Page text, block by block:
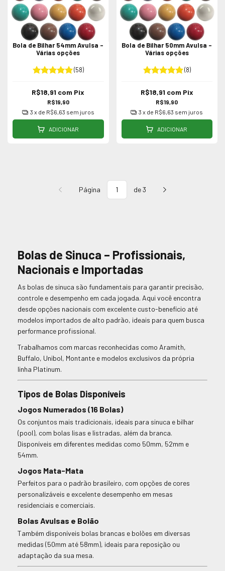
Bola de Bilhar 54mm Avulsa -
Várias opções
(58)
R$19,90
R$18,91 com Pix
3 x de R$6,63 sem juros
ADICIONAR
Bola de Bilhar 50mm Avulsa -
Várias opções
(8)
R$19,90
R$18,91 com Pix
3 x de R$6,63 sem juros
ADICIONAR
Página de 3
Bolas de Sinuca – Profissionais,
Nacionais e Importadas
As bolas de sinuca são fundamentais para garantir precisão,
controle e desempenho em cada jogada. Aqui você encontra
desde opções nacionais com excelente custo-benefício até
modelos importados de alto padrão, ideais para quem busca
performance profissional.
Trabalhamos com marcas reconhecidas como Aramith,
Buffalo, Unibol, Montante e modelos exclusivos da própria
linha Platinum.
Tipos de Bolas Disponíveis
Jogos Numerados (16 Bolas)
Os conjuntos mais tradicionais, ideais para sinuca e bilhar
(pool), com bolas lisas e listradas, além da branca.
Disponíveis em diferentes medidas como 50mm, 52mm e
54mm.
Jogos Mata-Mata
Perfeitos para o padrão brasileiro, com opções de cores
personalizáveis e excelente desempenho em mesas
residenciais e comerciais.
Bolas Avulsas e Bolão
Também disponíveis bolas brancas e bolões em diversas
medidas (50mm até 58mm), ideais para reposição ou
adaptação da sua mesa.